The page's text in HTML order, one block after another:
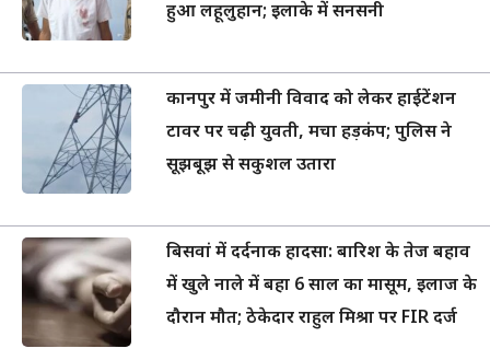
हुआ लहूलुहान; इलाके में सनसनी
कानपुर में जमीनी विवाद को लेकर हाईटेंशन
टावर पर चढ़ी युवती, मचा हड़कंप; पुलिस ने
सूझबूझ से सकुशल उतारा
बिसवां में दर्दनाक हादसा: बारिश के तेज बहाव
में खुले नाले में बहा 6 साल का मासूम, इलाज के
दौरान मौत; ठेकेदार राहुल मिश्रा पर FIR दर्ज